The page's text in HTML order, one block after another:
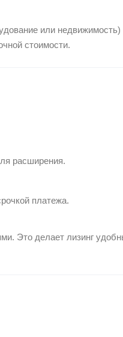
или
стоимости.
расширения.
платежа.
Это делает лизинг